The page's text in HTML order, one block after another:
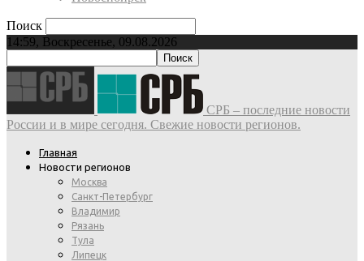
Поиск
14:59, Воскресенье, 09.08.2026
СРБ – последние новости
России и в мире сегодня. Свежие новости регионов.
Главная
Новости регионов
Москва
Санкт-Петербург
Владимир
Рязань
Тула
Липецк